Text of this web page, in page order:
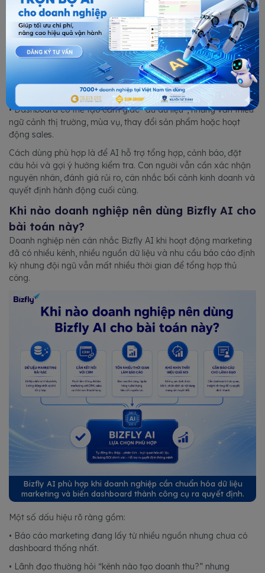
• AI khó đánh giá đầy đủ tác động thương hiệu dài hạn nếu
dashboard chỉ có dữ liệu ngắn hạn.
• Dự báo traffic, lead hoặc pipeline chỉ nên xem là tham chiếu,
không phải cam kết chắc chắn.
• Các quyết định lớn về ngân sách, pricing, pháp lý, cam kết
doanh thu hoặc đánh giá nhân sự cần con người kiểm tra.
• Dashboard có thể tạo cảm giác “đủ dữ liệu”, nhưng vẫn thiếu
ngữ cảnh thị trường, mùa vụ, thay đổi sản phẩm hoặc hoạt
động sales.
Cách dùng phù hợp là để AI hỗ trợ tổng hợp, cảnh báo, đặt
câu hỏi và gợi ý hướng kiểm tra. Con người vẫn cần xác nhận
nguyên nhân, đánh giá rủi ro, cân nhắc bối cảnh kinh doanh và
quyết định hành động cuối cùng.
Khi nào doanh nghiệp nên dùng Bizfly AI cho
bài toán này?
Doanh nghiệp nên cân nhắc Bizfly AI khi hoạt động marketing
đã có nhiều kênh, nhiều nguồn dữ liệu và nhu cầu báo cáo định
kỳ nhưng đội ngũ vẫn mất nhiều thời gian để tổng hợp thủ
công.
Bizfly AI phù hợp khi doanh nghiệp cần chuẩn hóa dữ liệu
marketing và biến dashboard thành công cụ ra quyết định.
Một số dấu hiệu rõ ràng gồm:
• Báo cáo marketing đang lấy từ nhiều nguồn nhưng chưa có
dashboard thống nhất.
• Lãnh đạo thường hỏi “kênh nào tạo doanh thu?” nhưng